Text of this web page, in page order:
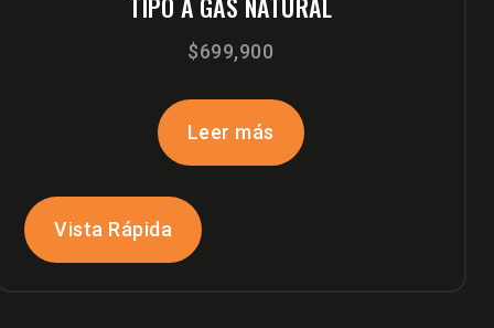
$699,900
Leer más
Vista Rápida